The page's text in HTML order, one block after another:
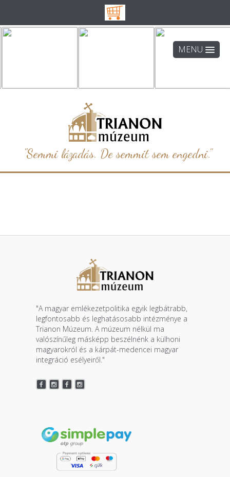
MENU
"Semmi lázadás. De semmit sem engedni."
"A magyar emlékezetpolitika egyik legbátrabb,
legfontosabb és leghatásosabb intézménye a
Trianon Múzeum. A múzeum nélkül ma
valószínűleg másképp beszélnénk a külhoni
magyarokról és a kárpát-medencei magyar
integráció esélyeiről."